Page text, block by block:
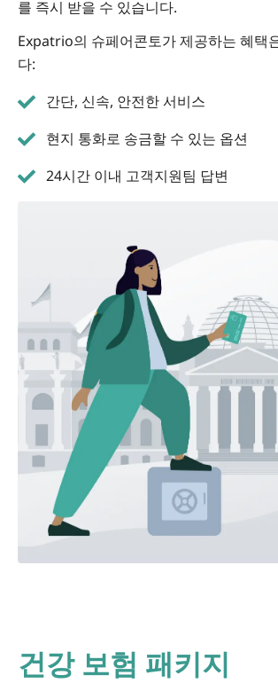
를 즉시 받을 수 있습니다.
Expatrio의 슈페어콘토가 제공하는 혜택
다:
간단, 신속, 안전한 서비스
현지 통화로 송금할 수 있는 옵션
24시간 이내 고객지원팀 답변
건강 보험 패키지